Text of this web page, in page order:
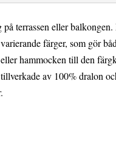
terrassen eller
färger, som gör
hammocken till den
av 100% dralon